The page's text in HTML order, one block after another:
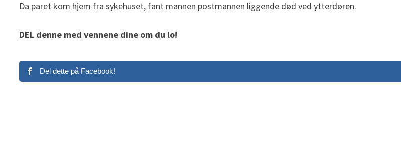
Da paret kom hjem fra sykehuset, fant mannen postmannen liggende død ved ytterdøren.
DEL denne med vennene dine om du lo!
Del dette på Facebook!